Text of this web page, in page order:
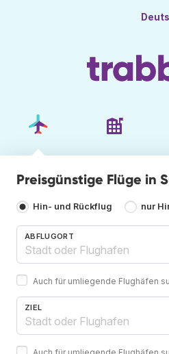
Preisgünstige Flüge in
Hin- und Rückflug nur
ABFLUGORT
Auch für umliegende Flughäfen
ZIEL